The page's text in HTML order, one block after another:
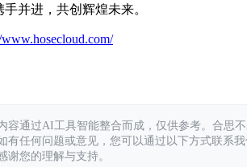
并进，共创辉煌未来。
容通过AI工具智能整合而成，仅供参考。合思
有任何问题或意见，您可以通过以下方式联系我
谢您的理解与支持。